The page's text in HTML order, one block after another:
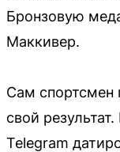
Бронзовую
Маккивер.
Сам спортсмен
свой
Telegram